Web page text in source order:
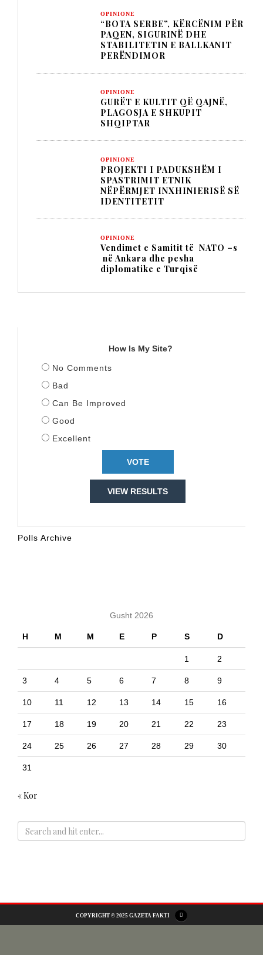
OPINIONE
“BOTA SERBE”, KËRCËNIM PËR
PAQEN, SIGURINË DHE
STABILITETIN E BALLKANIT
PERËNDIMOR
OPINIONE
GURËT E KULTIT QË QAJNË,
PLAGOSJA E SHKUPIT
SHQIPTAR
OPINIONE
PROJEKTI I PADUKSHËM I
SPASTRIMIT ETNIK
NËPËRMJET INXHINIERISË SË
IDENTITETIT
OPINIONE
Vendimet e Samitit të NATO –s
në Ankara dhe pesha
diplomatike e Turqisë
How Is My Site?
No Comments
Bad
Can Be Improved
Good
Excellent
VIEW RESULTS
Polls Archive
Gusht 2026
H M M E P S D
1 2
3 4 5 6 7 8 9
10 11 12 13 14 15 16
17 18 19 20 21 22 23
24 25 26 27 28 29 30
31
« Kor
COPYRIGHT © 2025 GAZETA FAKTI